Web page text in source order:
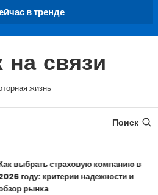
в тренде
на связи
жизнь
Поиск
выбрать страховую компанию в
году: критерии надежности и
рынка